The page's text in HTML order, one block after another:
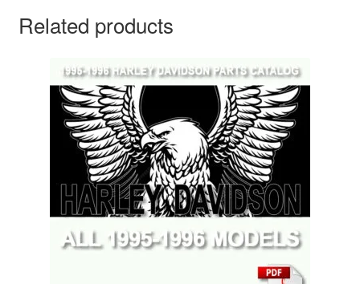
Related products